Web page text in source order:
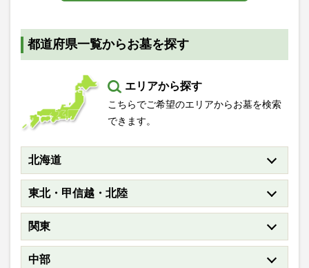
都道府県一覧からお墓を探す
エリアから探す
こちらでご希望のエリアからお墓を検索
できます。
北海道
東北・甲信越・北陸
関東
中部